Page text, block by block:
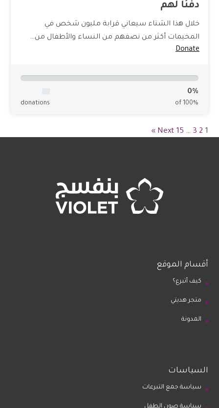
دفئاً لهم
خلال هذا الشتاء سيعاني قرابة مليون شخص في
المخيمات أكثر من نصفهم من النساء والأطفال من…
Donate
0%
of 100%
donations
1
2
3
…
15
Next »
أقسام الموقع
كيف أتبرع؟
متجر هديتي
المدونة
السياسات
سياسة جمع التبرعات
سياسة صون الطفل